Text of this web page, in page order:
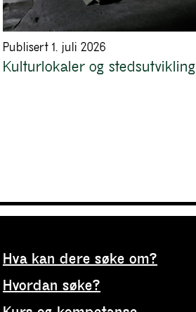
Publisert 1. juli 2026
Kulturlokaler og stedsutvikling
Hva kan dere søke om?
Hvordan søke?